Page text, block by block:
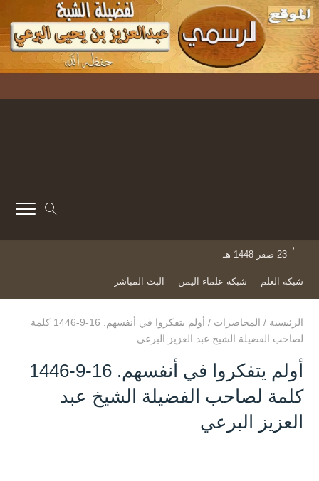
23 صفر 1448 هـ
شبكة العلم شبكة علماء اليمن البث المباشر
الرئيسية / المحاضرات /
أولم يتفكروا في أنفسهم. 16-9-1446 كلمة
لصاحب الفضيلة الشيخ عبد العزيز البرعي
أولم يتفكروا في أنفسهم. 16-9-1446
كلمة لصاحب الفضيلة الشيخ عبد
العزيز البرعي